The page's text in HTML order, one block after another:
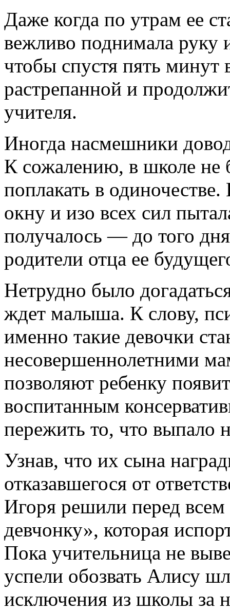
Даже когда по утрам ее
вежливо поднимала руку
чтобы спустя пять минут
растрепанной и
учителя.
Иногда насмешники
К сожалению, в школе не
поплакать в
окну и изо всех сил
получалось — до того
родители отца ее
Нетрудно было
ждет малыша. К слову,
именно такие девочки
несовершеннолетними
позволяют ребенку
воспитанным
пережить то, что выпало
Узнав, что их сына
отказавшегося от
Игоря решили перед
девчонку», которая
Пока учительница не
успели обозвать Алису
исключения из школы за